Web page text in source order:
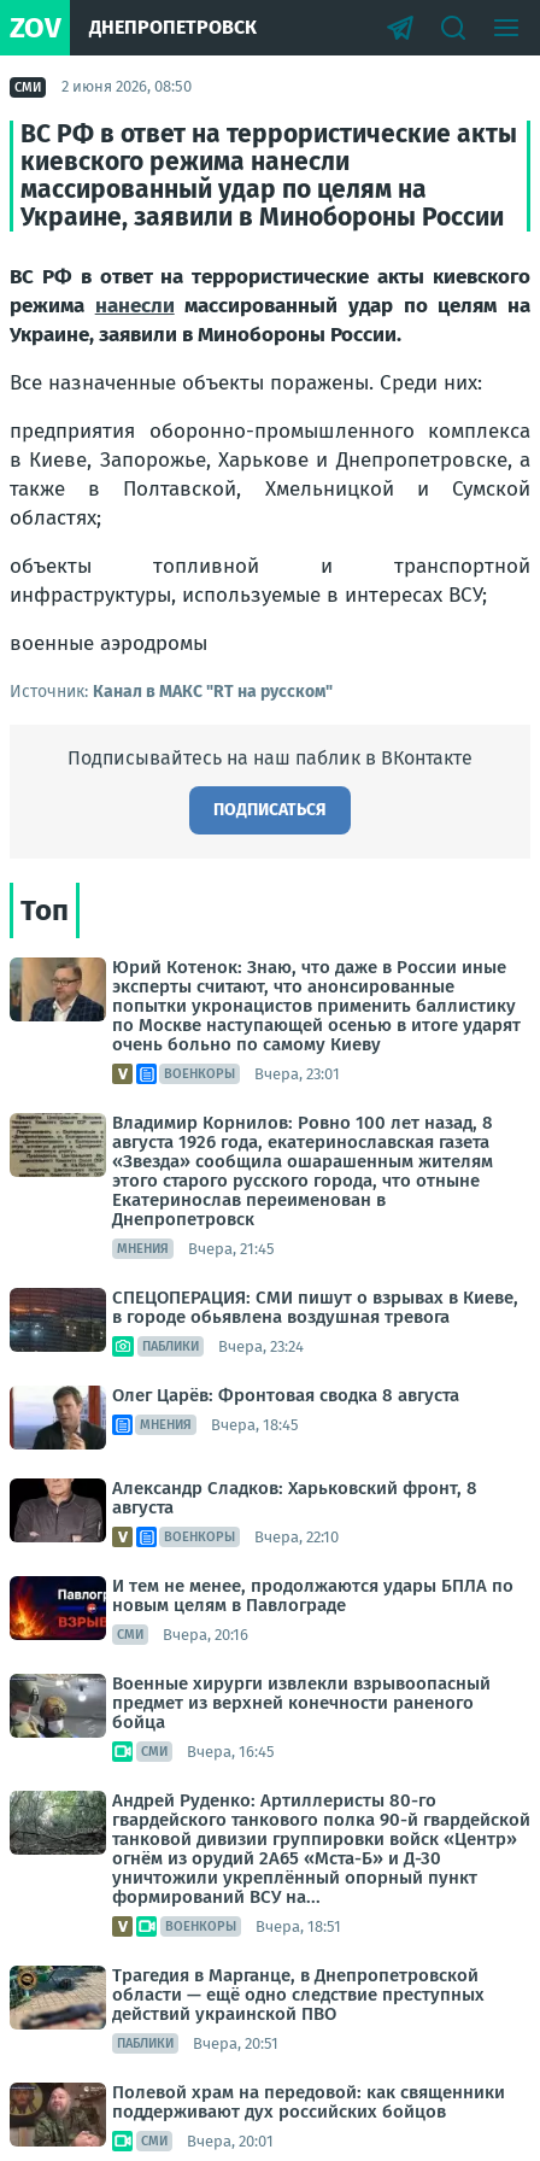
ZOV ДНЕПРОПЕТРОВСК
СМИ 2 июня 2026, 08:50
ВС РФ в ответ на террористические акты
киевского режима нанесли
массированный удар по целям на
Украине, заявили в Минобороны России
ВС РФ в ответ на террористические акты киевского
режима нанесли массированный удар по целям на
Украине, заявили в Минобороны России.
Все назначенные объекты поражены. Среди них:
предприятия оборонно-промышленного комплекса
в Киеве, Запорожье, Харькове и Днепропетровске, а
также в Полтавской, Хмельницкой и Сумской
областях;
объекты топливной и транспортной
инфраструктуры, используемые в интересах ВСУ;
военные аэродромы
Источник: Канал в МАКС "RT на русском"
Подписывайтесь на наш паблик в ВКонтакте
ПОДПИСАТЬСЯ
Топ
Юрий Котенок: Знаю, что даже в России иные
эксперты считают, что анонсированные
попытки укронацистов применить баллистику
по Москве наступающей осенью в итоге ударят
очень больно по самому Киеву
ВОЕНКОРЫ Вчера, 23:01
Владимир Корнилов: Ровно 100 лет назад, 8
августа 1926 года, екатеринославская газета
«Звезда» сообщила ошарашенным жителям
этого старого русского города, что отныне
Екатеринослав переименован в
Днепропетровск
МНЕНИЯ Вчера, 21:45
СПЕЦОПЕРАЦИЯ: СМИ пишут о взрывах в Киеве,
в городе обьявлена воздушная тревога
ПАБЛИКИ Вчера, 23:24
Олег Царёв: Фронтовая сводка 8 августа
МНЕНИЯ Вчера, 18:45
Александр Сладков: Харьковский фронт, 8
августа
ВОЕНКОРЫ Вчера, 22:10
И тем не менее, продолжаются удары БПЛА по
новым целям в Павлограде
СМИ Вчера, 20:16
Военные хирурги извлекли взрывоопасный
предмет из верхней конечности раненого
бойца
СМИ Вчера, 16:45
Андрей Руденко: Артиллеристы 80-го
гвардейского танкового полка 90-й гвардейской
танковой дивизии группировки войск «Центр»
огнём из орудий 2А65 «Мста-Б» и Д-30
уничтожили укреплённый опорный пункт
формирований ВСУ на...
ВОЕНКОРЫ Вчера, 18:51
Трагедия в Марганце, в Днепропетровской
области — ещё одно следствие преступных
действий украинской ПВО
ПАБЛИКИ Вчера, 20:51
Полевой храм на передовой: как священники
поддерживают дух российских бойцов
СМИ Вчера, 20:01